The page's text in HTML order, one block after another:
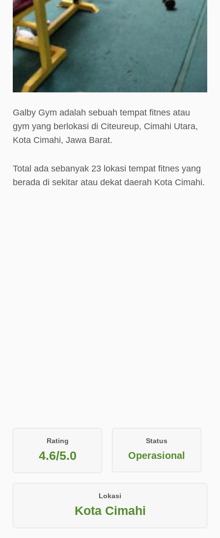
Galby Gym adalah sebuah tempat fitnes atau
gym yang berlokasi di Citeureup, Cimahi Utara,
Kota Cimahi, Jawa Barat.
Total ada sebanyak 23 lokasi tempat fitnes yang
berada di sekitar atau dekat daerah Kota Cimahi.
Rating
4.6/5.0
Status
Operasional
Lokasi
Kota Cimahi